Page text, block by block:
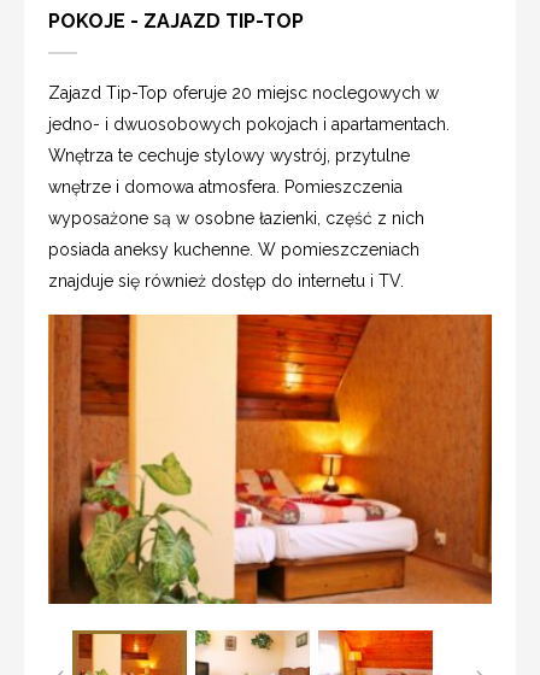
POKOJE - ZAJAZD TIP-TOP
Zajazd Tip-Top oferuje 20 miejsc noclegowych w
jedno- i dwuosobowych pokojach i apartamentach.
Wnętrza te cechuje stylowy wystrój, przytulne
wnętrze i domowa atmosfera. Pomieszczenia
wyposażone są w osobne łazienki, część z nich
posiada aneksy kuchenne. W pomieszczeniach
znajduje się również dostęp do internetu i TV.